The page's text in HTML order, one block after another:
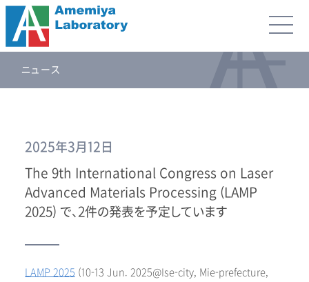
ニュース
2025年3月12日
The 9th International Congress on Laser
Advanced Materials Processing (LAMP
2025) で、2件の発表を予定しています
LAMP 2025 (10-13 Jun. 2025@Ise-city, Mie-prefecture,